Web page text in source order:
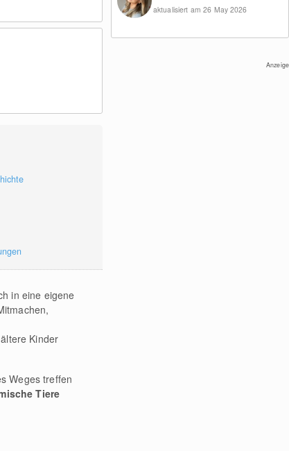
aktualisiert am 26 May 2026
Anzeige
in eine eigene
Kinder
Weges treffen
Tiere